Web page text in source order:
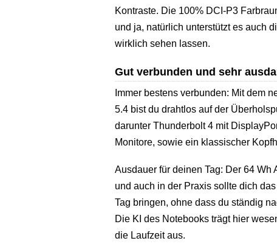
Kontraste. Die 100% DCI-P3
und ja, natürlich unterstützt es auch
wirklich sehen lassen.
Gut verbunden und sehr
Immer bestens verbunden: Mit dem
5.4 bist du drahtlos auf der
darunter Thunderbolt 4 mit
Monitore, sowie ein klassischer
Ausdauer für deinen Tag: Der 64
und auch in der Praxis sollte dich
Tag bringen, ohne dass du ständig
Die KI des Notebooks trägt hier
die Laufzeit aus.